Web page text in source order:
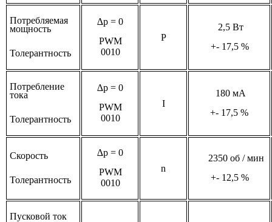
Потребляемая
мощность
Толерантность
∆p = 0
PWM
0010
P
2,5 Вт
+- 17,5 %
Потребление
тока
Толерантность
∆p = 0
PWM
0010
I
180 мА
+- 17,5 %
Скорость
Толерантность
∆p = 0
PWM
0010
n
2350 об / мин
+- 12,5 %
Пусковой ток